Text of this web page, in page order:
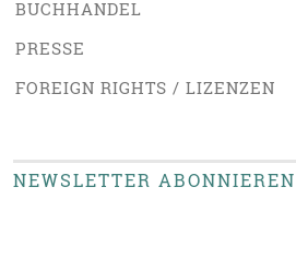
BUCHHANDEL
PRESSE
FOREIGN RIGHTS / LIZENZEN
NEWSLETTER ABONNIEREN